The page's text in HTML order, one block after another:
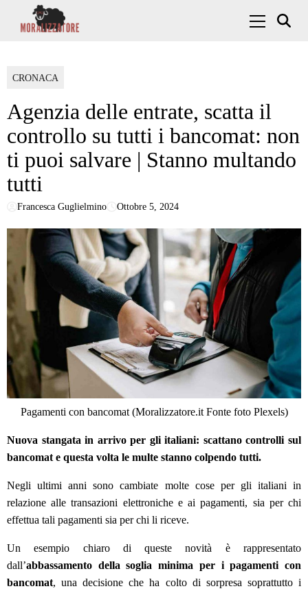
Skip to content
CRONACA
Agenzia delle entrate, scatta il
controllo su tutti i bancomat: non
ti puoi salvare | Stanno multando
tutti
Francesca Guglielmino Ottobre 5, 2024
Pagamenti con bancomat (Moralizzatore.it Fonte foto Plexels)
Nuova stangata in arrivo per gli italiani: scattano controlli sul
bancomat e questa volta le multe stanno colpendo tutti.
Negli ultimi anni sono cambiate molte cose per gli italiani in
relazione alle transazioni elettroniche e ai pagamenti, sia per chi
effettua tali pagamenti sia per chi li riceve.
Un esempio chiaro di queste novità è rappresentato
dall’abbassamento della soglia minima per i pagamenti con
bancomat, una decisione che ha colto di sorpresa soprattutto i